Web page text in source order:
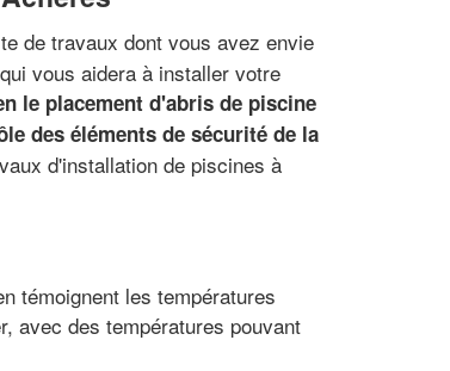
de travaux dont vous avez envie
vous aidera à installer votre
le placement d'abris de piscine
des éléments de sécurité de la
d'installation de piscines à
témoignent les températures
avec des températures pouvant